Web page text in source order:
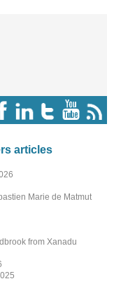
articles
Marie de Matmut
from Xanadu